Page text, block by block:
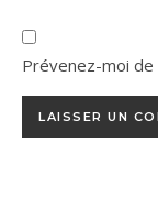
Prévenez-moi de